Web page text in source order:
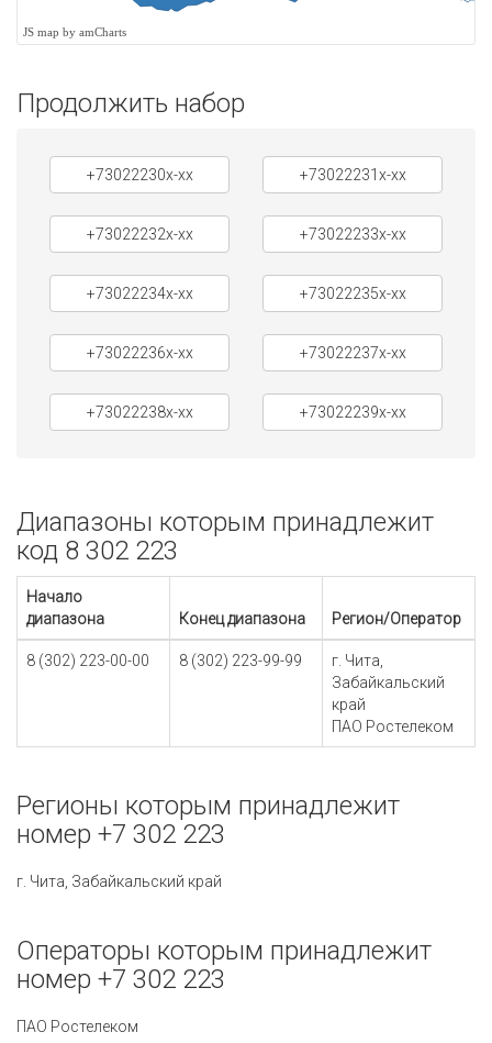
JS map by amCharts
Продолжить набор
+73022230x-xx +73022231x-xx
+73022232x-xx +73022233x-xx
+73022234x-xx +73022235x-xx
+73022236x-xx +73022237x-xx
+73022238x-xx +73022239x-xx
Диапазоны которым принадлежит
код 8 302 223
Начало
диапазона
Конец диапазона Регион/Оператор
8 (302) 223-00-00 8 (302) 223-99-99
г. Чита,
Забайкальский
край
ПАО Ростелеком
Регионы которым принадлежит
номер +7 302 223
г. Чита, Забайкальский край
Операторы которым принадлежит
номер +7 302 223
ПАО Ростелеком